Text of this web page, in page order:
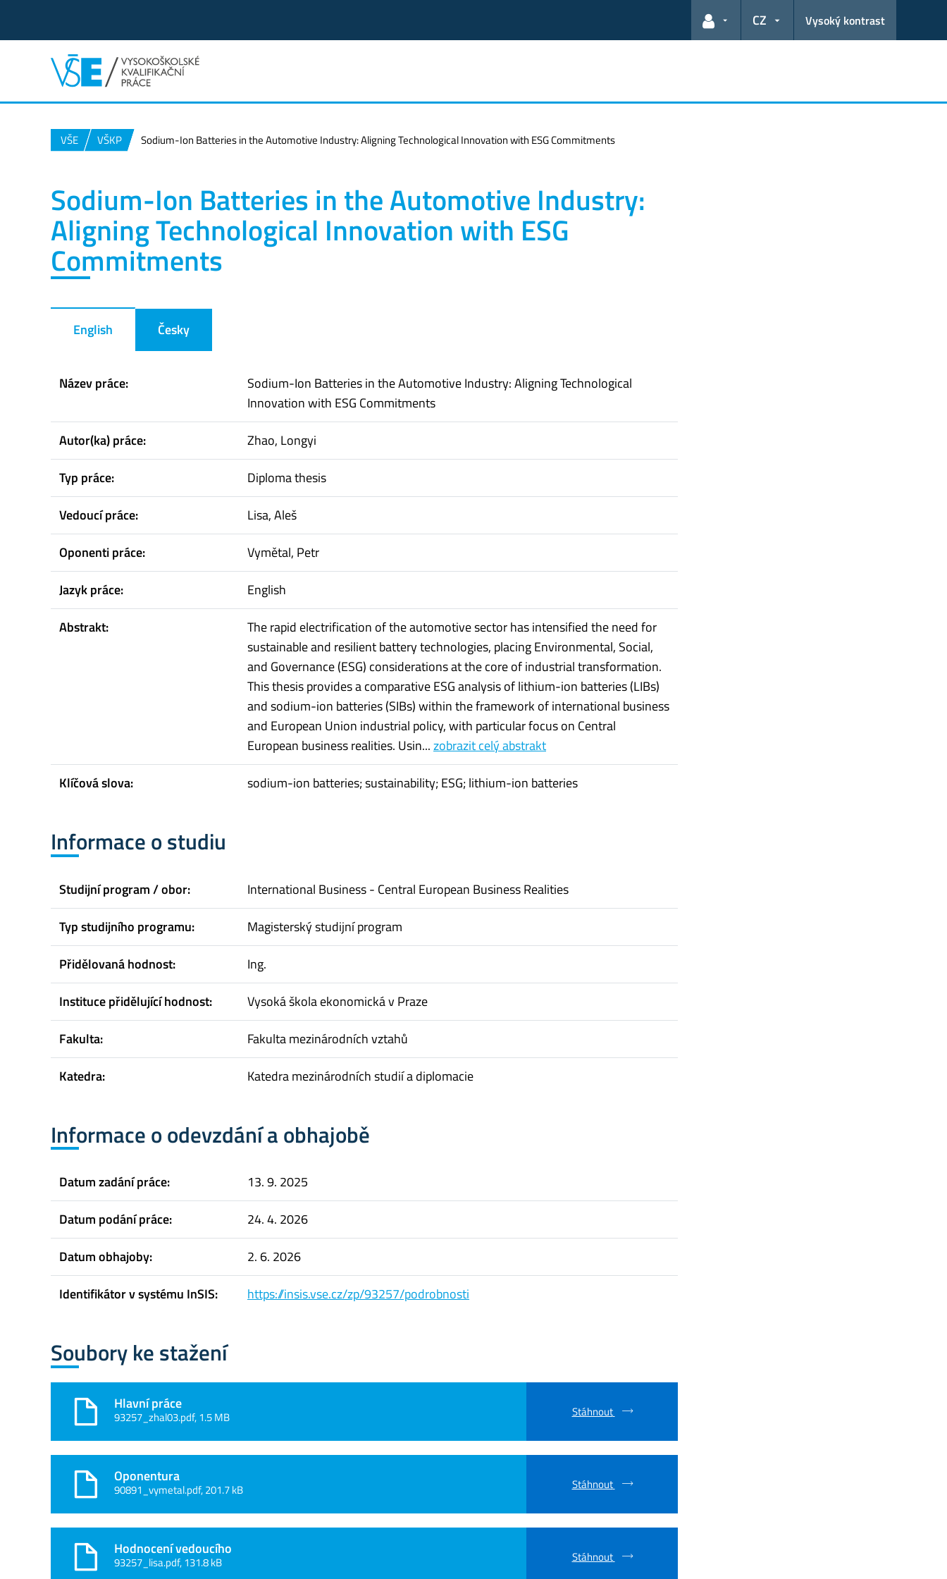
Odkazy pro uživatele
CZ Vysoký kontrast
VŠE VŠKP Sodium-Ion Batteries in the Automotive Industry: Aligning Technological Innovation with ESG Commitments
Sodium-Ion Batteries in the Automotive Industry:
Aligning Technological Innovation with ESG
Commitments
English Česky
Název práce:
Sodium-Ion Batteries in the Automotive Industry: Aligning Technological
Innovation with ESG Commitments
Autor(ka) práce:
Zhao, Longyi
Typ práce:
Diploma thesis
Vedoucí práce:
Lisa, Aleš
Oponenti práce:
Vymětal, Petr
Jazyk práce:
English
Abstrakt:
The rapid electrification of the automotive sector has intensified the need for
sustainable and resilient battery technologies, placing Environmental, Social,
and Governance (ESG) considerations at the core of industrial transformation.
This thesis provides a comparative ESG analysis of lithium-ion batteries (LIBs)
and sodium-ion batteries (SIBs) within the framework of international business
and European Union industrial policy, with particular focus on Central
European business realities. Usin...zobrazit celý abstrakt
Klíčová slova:
sodium-ion batteries; sustainability; ESG; lithium-ion batteries
Informace o studiu
Studijní program / obor:
International Business - Central European Business Realities
Typ studijního programu:
Magisterský studijní program
Přidělovaná hodnost:
Ing.
Instituce přidělující hodnost:
Vysoká škola ekonomická v Praze
Fakulta:
Fakulta mezinárodních vztahů
Katedra:
Katedra mezinárodních studií a diplomacie
Informace o odevzdání a obhajobě
Datum zadání práce:
13. 9. 2025
Datum podání práce:
24. 4. 2026
Datum obhajoby:
2. 6. 2026
Identifikátor v systému InSIS:
https://insis.vse.cz/zp/93257/podrobnosti
Soubory ke stažení
Hlavní práce
93257_zhal03.pdf, 1.5 MB Stáhnout
Oponentura
90891_vymetal.pdf, 201.7 kB Stáhnout
Hodnocení vedoucího
93257_lisa.pdf, 131.8 kB Stáhnout